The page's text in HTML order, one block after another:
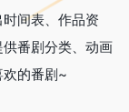
间表、作品资
番剧分类、动画
的番剧~